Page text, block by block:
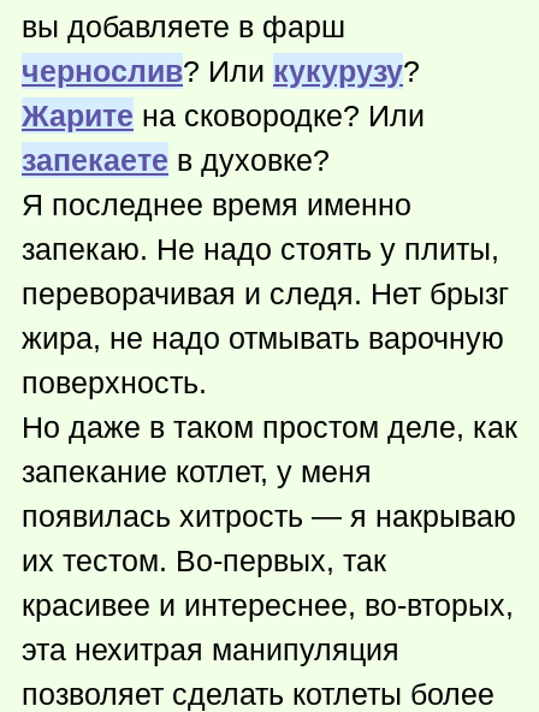
вы добавляете в фарш
чернослив? Или кукурузу?
Жарите на сковородке? Или
запекаете в духовке?
Я последнее время именно
запекаю. Не надо стоять у плиты,
переворачивая и следя. Нет брызг
жира, не надо отмывать варочную
поверхность.
Но даже в таком простом деле, как
запекание котлет, у меня
появилась хитрость — я накрываю
их тестом. Во-первых, так
красивее и интереснее, во-вторых,
эта нехитрая манипуляция
позволяет сделать котлеты более